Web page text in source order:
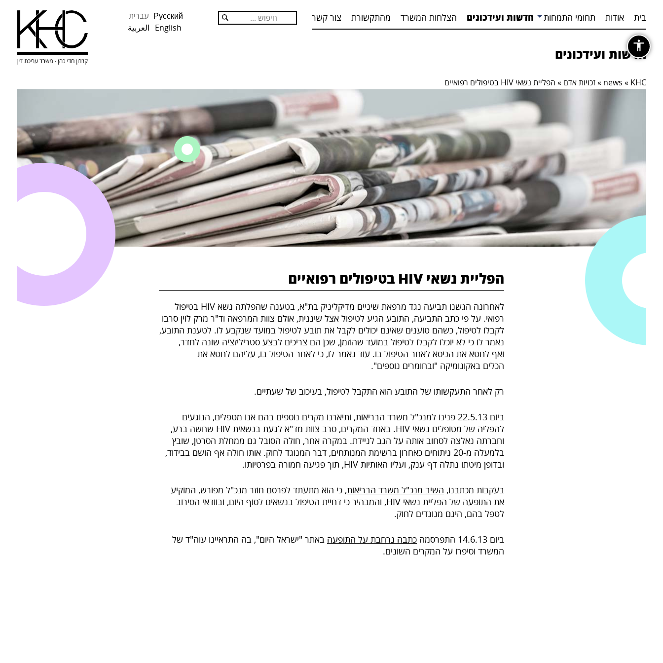
בית אודות תחומי התמחות חדשות ועידכונים הצלחות המשרד מהתקשורת צור קשר Русский עברית
English العربية
חדשות ועידכונים
KHC
»
news
»זכויות אדם » הפליית נשאי HIV בטיפולים רפואיים‎
הפליית נשאי HIV בטיפולים רפואיים‎
לאחרונה הגשנו תביעה נגד מרפאת שיניים מדיקליניק בת"א, בטענה שהפלתה נשא HIV בטיפול
רפואי. על פי כתב התביעה, התובע הגיע לטיפול אצל שיננית, אולם צוות המרפאה וד"ר מרק לוין סרבו
לקבלו לטיפול, כשהם טוענים שאינם יכולים לקבל את תובע לטיפול במועד שנקבע לו. לטענת התובע,
נאמר לו כי לא יוכלו לקבלו לטיפול במועד שהוזמן, שכן הם צריכים לבצע סטריליזציה שונה לחדר,
ואף לחטא את הכיסא לאחר הטיפול בו. עוד נאמר לו, כי לאחר הטיפול בו, עליהם לחטא את
הכלים באקונומיקה "ובחומרים נוספים".
רק לאחר התעקשותו של התובע הוא התקבל לטיפול, בעיכוב של שעתיים.
ביום 22.5.13 פנינו למנכ"ל משרד הבריאות, ותיארנו מקרים נוספים בהם אנו מטפלים, הנוגעים
להפליה של מטופלים נשאי HIV. באחד המקרים, סרב צוות מד"א לגעת בנשאית HIV שחשה ברע,
וחברתה נאלצה לסחוב אותה על הגב לניידת. במקרה אחר, חולה הסובל גם ממחלת הסרטן, שובץ
בלמעלה מ-20 ניתוחים כאחרון ברשימת המנותחים, דבר המנוגד לחוק. אותו חולה אף הושם בבידוד,
ובדופן מיטתו נתלה דף ענק, ועליו האותיות HIV, תוך פגיעה חמורה בפרטיותו.
בעקבות מכתבנו, השיב מנכ"ל משרד הבריאות, כי הוא מתעתד לפרסם חוזר מנכ"ל מפורש, המוקיע
את התופעה של הפליית נשאי HIV, והמבהיר כי דחיית הטיפול בנשאים לסוף היום, ובוודאי הסירוב
לטפל בהם, הינם מנוגדים לחוק.
ביום 14.6.13 התפרסמה כתבה נרחבת על התופעה באתר "ישראל היום", בה התראיינו עוה"ד של
המשרד וסיפרו על המקרים השונים.